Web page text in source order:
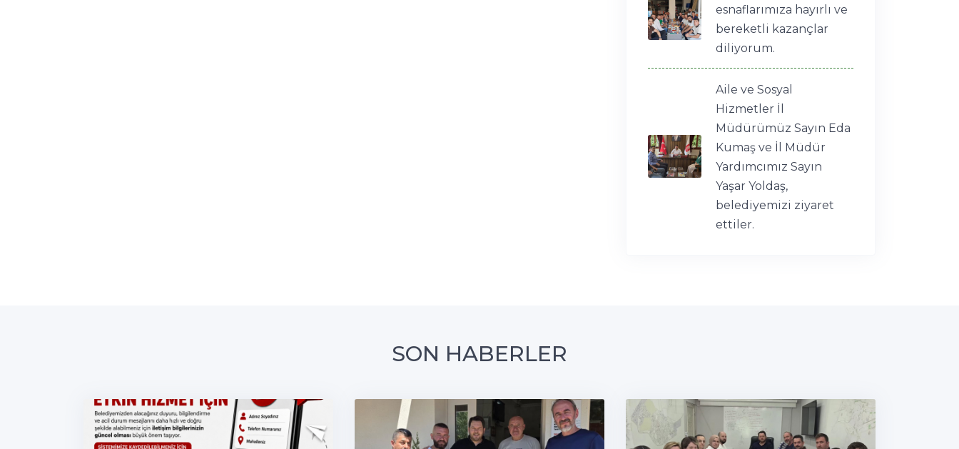
esnaflarımıza hayırlı ve
bereketli kazançlar
diliyorum.
Aile ve Sosyal
Hizmetler İl
Müdürümüz Sayın Eda
Kumaş ve İl Müdür
Yardımcımız Sayın
Yaşar Yoldaş,
belediyemizi ziyaret
ettiler.
SON HABERLER